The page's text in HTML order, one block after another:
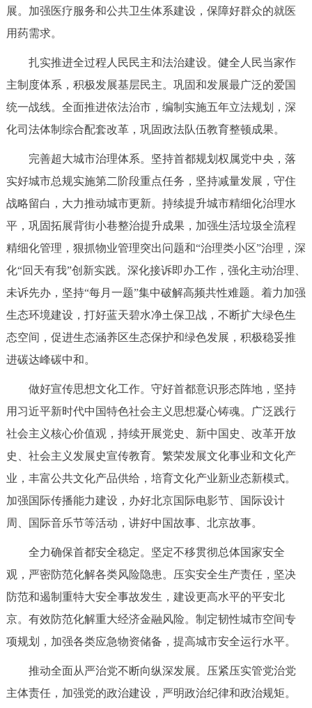
展。加强医疗服务和公共卫生体系建设，保障好群众的就医
用药需求。
扎实推进全过程人民民主和法治建设。健全人民当家作
主制度体系，积极发展基层民主。巩固和发展最广泛的爱国
统一战线。全面推进依法治市，编制实施五年立法规划，深
化司法体制综合配套改革，巩固政法队伍教育整顿成果。
完善超大城市治理体系。坚持首都规划权属党中央，落
实好城市总规实施第二阶段重点任务，坚持减量发展，守住
战略留白，大力推动城市更新。持续提升城市精细化治理水
平，巩固拓展背街小巷整治提升成果，加强生活垃圾全流程
精细化管理，狠抓物业管理突出问题和“治理类小区”治理，深
化“回天有我”创新实践。深化接诉即办工作，强化主动治理、
未诉先办，坚持“每月一题”集中破解高频共性难题。着力加强
生态环境建设，打好蓝天碧水净土保卫战，不断扩大绿色生
态空间，促进生态涵养区生态保护和绿色发展，积极稳妥推
进碳达峰碳中和。
做好宣传思想文化工作。守好首都意识形态阵地，坚持
用习近平新时代中国特色社会主义思想凝心铸魂。广泛践行
社会主义核心价值观，持续开展党史、新中国史、改革开放
史、社会主义发展史宣传教育。繁荣发展文化事业和文化产
业，丰富公共文化产品供给，培育文化产业新业态新模式。
加强国际传播能力建设，办好北京国际电影节、国际设计
周、国际音乐节等活动，讲好中国故事、北京故事。
全力确保首都安全稳定。坚定不移贯彻总体国家安全
观，严密防范化解各类风险隐患。压实安全生产责任，坚决
防范和遏制重特大安全事故发生，建设更高水平的平安北
京。有效防范化解重大经济金融风险。制定韧性城市空间专
项规划，加强各类应急物资储备，提高城市安全运行水平。
推动全面从严治党不断向纵深发展。压紧压实管党治党
主体责任，加强党的政治建设，严明政治纪律和政治规矩。